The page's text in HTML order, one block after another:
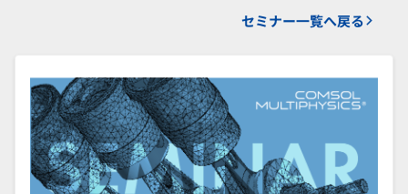
セミナー一覧へ戻る